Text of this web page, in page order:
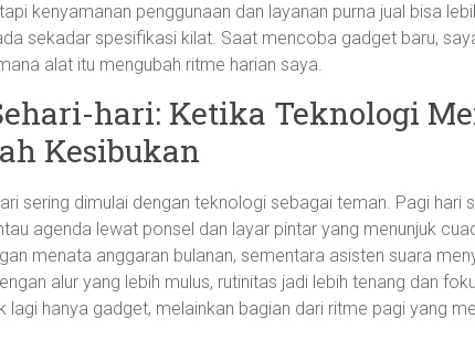
kenyamanan penggunaan dan layanan purna jual bisa
sekadar spesifikasi kilat. Saat mencoba gadget baru,
alat itu mengubah ritme harian saya.
hari: Ketika Teknologi
Kesibukan
sering dimulai dengan teknologi sebagai teman. Pagi hari
agenda lewat ponsel dan layar pintar yang menunjuk
menata anggaran bulanan, sementara asisten suara
alur yang lebih mulus, rutinitas jadi lebih tenang dan
lagi hanya gadget, melainkan bagian dari ritme pagi yang